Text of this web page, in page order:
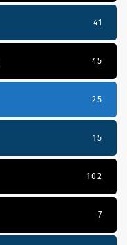
41
45
25
15
102
7